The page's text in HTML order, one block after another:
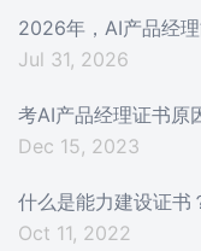
2026年，AI产品经
Jul 31, 2026
考AI产品经理证书原
Dec 15, 2023
什么是能力建设证书
Oct 11, 2022